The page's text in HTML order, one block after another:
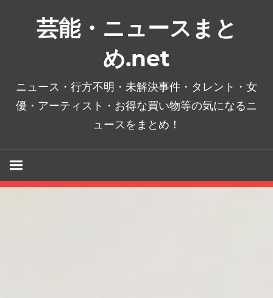
芸能・ニュースまと
め.net
ニュース・行方不明・未解決事件・タレント・女
優・アーティスト・お得な買い物等の気になるニ
ュースをまとめ！